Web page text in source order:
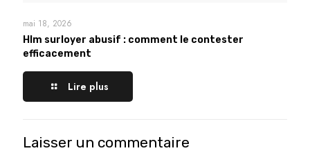
mai 18, 2026
Hlm surloyer abusif : comment le contester
efficacement
Lire plus
Laisser un commentaire